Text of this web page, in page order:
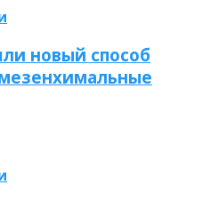
новый способ